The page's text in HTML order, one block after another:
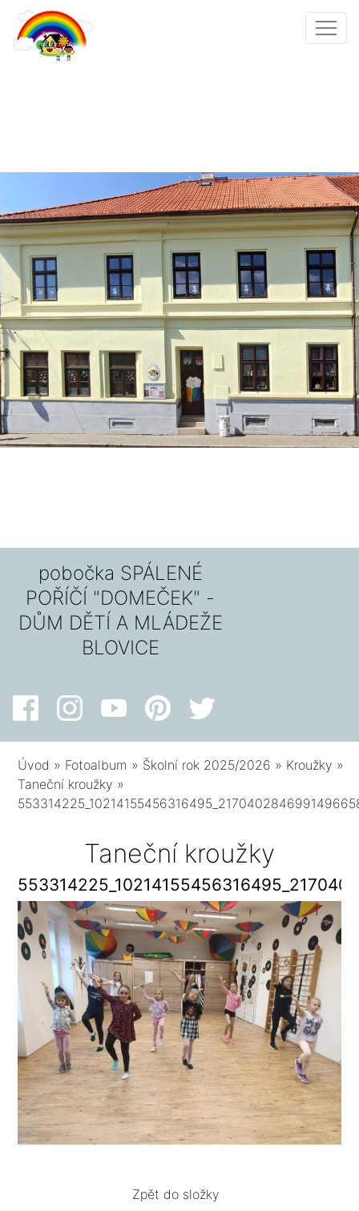
pobočka SPÁLENÉ
POŘÍČÍ "DOMEČEK" -
DŮM DĚTÍ A MLÁDEŽE
BLOVICE
Úvod » Fotoalbum » Školní rok 2025/2026 » Kroužky »
Taneční kroužky »
Taneční kroužky
Zpět do složky